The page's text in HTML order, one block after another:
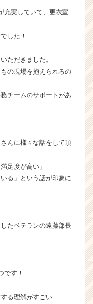
充実していて、更衣室
した！
ただきました。
の現場を抱えられるの
チームのサポートがあ
んに様々な話をして頂
足度が高い」
る」という話が印象に
たベテランの遠藤部長
です！
る理解がすごい